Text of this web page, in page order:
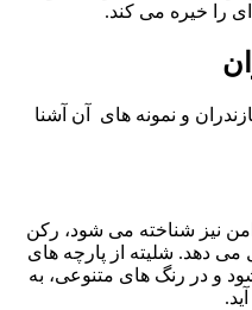
را خیره می کند.
و نمونه های آن آشنا
نیز شناخته می شود، رکن
دهد. شلیته از پارچه های
و در رنگ های متنوعی، به